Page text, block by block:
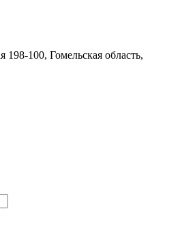
198-100, Гомельская область,